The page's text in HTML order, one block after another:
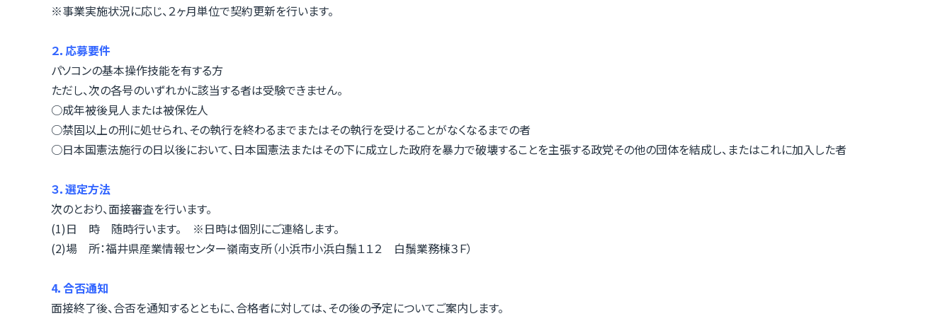
※事業実施状況に応じ、２ヶ月単位で契約更新を行います。
２．応募要件
パソコンの基本操作技能を有する方
ただし、次の各号のいずれかに該当する者は受験できません。
○成年被後見人または被保佐人
○禁固以上の刑に処せられ、その執行を終わるまでまたはその執行を受けることがなくなるまでの者
○日本国憲法施行の日以後において、日本国憲法またはその下に成立した政府を暴力で破壊することを主張する政党その他の団体を結成し、またはこれに加入した者
３．選定方法
次のとおり、面接審査を行います。
(1)日 時 随時行います。 ※日時は個別にご連絡します。
(2)場 所：福井県産業情報センター嶺南支所（小浜市小浜白鬚１１２ 白鬚業務棟３Ｆ）
4．合否通知
面接終了後、合否を通知するとともに、合格者に対しては、その後の予定についてご案内します。